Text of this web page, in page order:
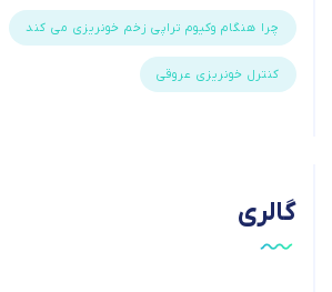
چرا هنگام وکیوم تراپی زخم خونریزی می کند
کنترل خونریزی عروقی
گالری